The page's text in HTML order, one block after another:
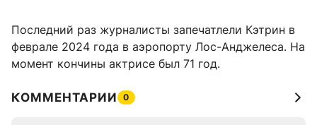
Последний раз журналисты запечатлели Кэтрин в
феврале 2024 года в аэропорту Лос-Анджелеса. На
момент кончины актрисе был 71 год.
КОММЕНТАРИИ 0